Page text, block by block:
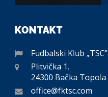
KONTAKT
Fudbalski Klub „TSC”
Plitvička 1.
24300 Bačka Topola
office@fktsc.com